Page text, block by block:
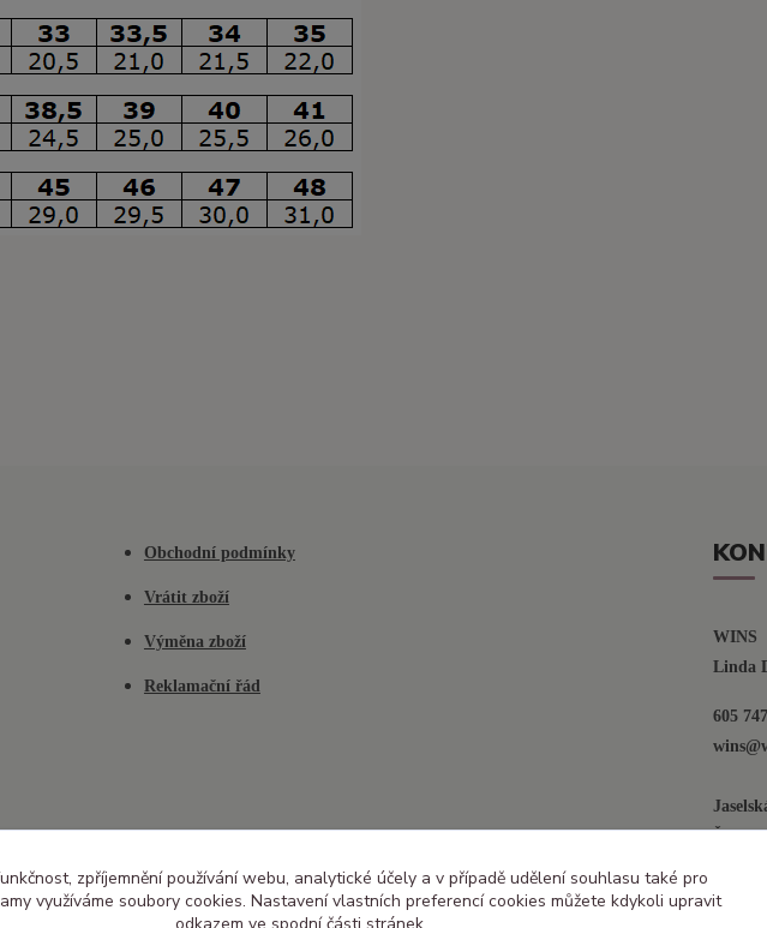
Obchodní podmínky
Vrátit zboží
Výměna zboží
Reklamační řád
WINS
605
Šenov
zpříjemnění používání webu, analytické účely a v případě udělení souhlasu také pro
využíváme soubory cookies. Nastavení vlastních preferencí cookies můžete kdykoli upravit